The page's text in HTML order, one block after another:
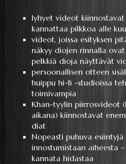
lyhyet videot
kannattaa pilkkoa alle
videot, joissa esityksen
näkyy diojen rinnalla
pelkkiä dioja näyttävät
persoonallisen otteen
huippu hi-fi -studioissa
toimivampia
Khan-tyylin piirrosvideot
aikana) kiinnostavat
diat
Nopeasti puhuva
innostumistaan aiheesta
kannata hidastaa